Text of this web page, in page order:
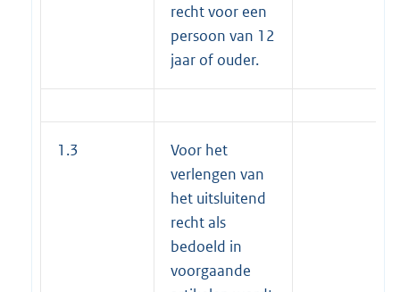
recht voor een
persoon van 12
jaar of ouder.
1.3
Voor het
verlengen van
het uitsluitend
recht als
bedoeld in
voorgaande